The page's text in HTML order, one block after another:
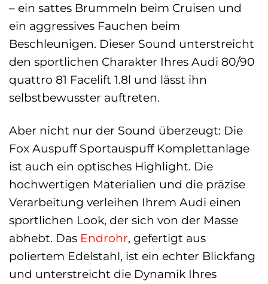
– ein sattes Brummeln beim Cruisen und
ein aggressives Fauchen beim
Beschleunigen. Dieser Sound unterstreicht
den sportlichen Charakter Ihres Audi 80/90
quattro 81 Facelift 1.8l und lässt ihn
selbstbewusster auftreten.
Aber nicht nur der Sound überzeugt: Die
Fox Auspuff Sportauspuff Komplettanlage
ist auch ein optisches Highlight. Die
hochwertigen Materialien und die präzise
Verarbeitung verleihen Ihrem Audi einen
sportlichen Look, der sich von der Masse
abhebt. Das Endrohr, gefertigt aus
poliertem Edelstahl, ist ein echter Blickfang
und unterstreicht die Dynamik Ihres